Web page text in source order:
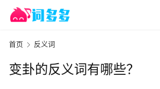
首页 反义词
变卦的反义词有哪些？